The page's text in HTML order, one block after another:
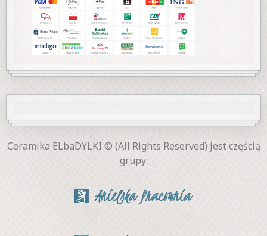
Ceramika ELbaDYLKI © (All Rights Reserved) jest częścią
grupy: